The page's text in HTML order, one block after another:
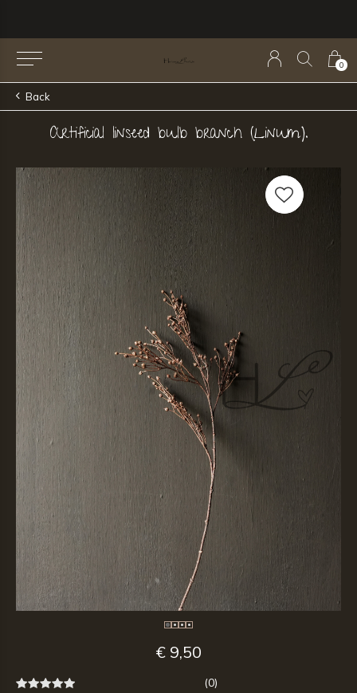
0
Back
Artificial linseed bulb branch (Linum).
€ 9,50
(0)